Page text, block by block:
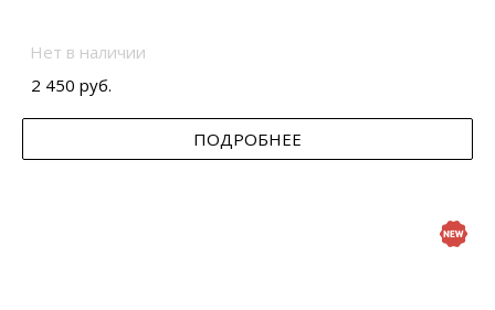
Нет в наличии
2 450 руб.
ПОДРОБНЕЕ